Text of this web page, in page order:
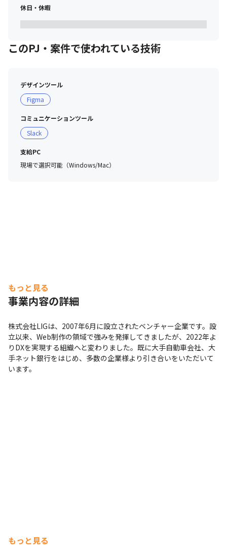
休日・休暇
このPJ・案件で使われている技術
デザインツール
Figma
コミュニケーションツール
Slack
支給PC
現場で選択可能（Windows/Mac）
もっと見る
事業内容の詳細
株式会社LIGは、2007年6月に設立されたベンチャー企業です。設
立以来、Web制作の領域で強みを発揮してきましたが、2022年よ
りDXを実現する組織へと変わりました。既に大手自動車会社、大
手ネット銀行をはじめ、多数の企業様より引き合いをいただいて
います。
もっと見る